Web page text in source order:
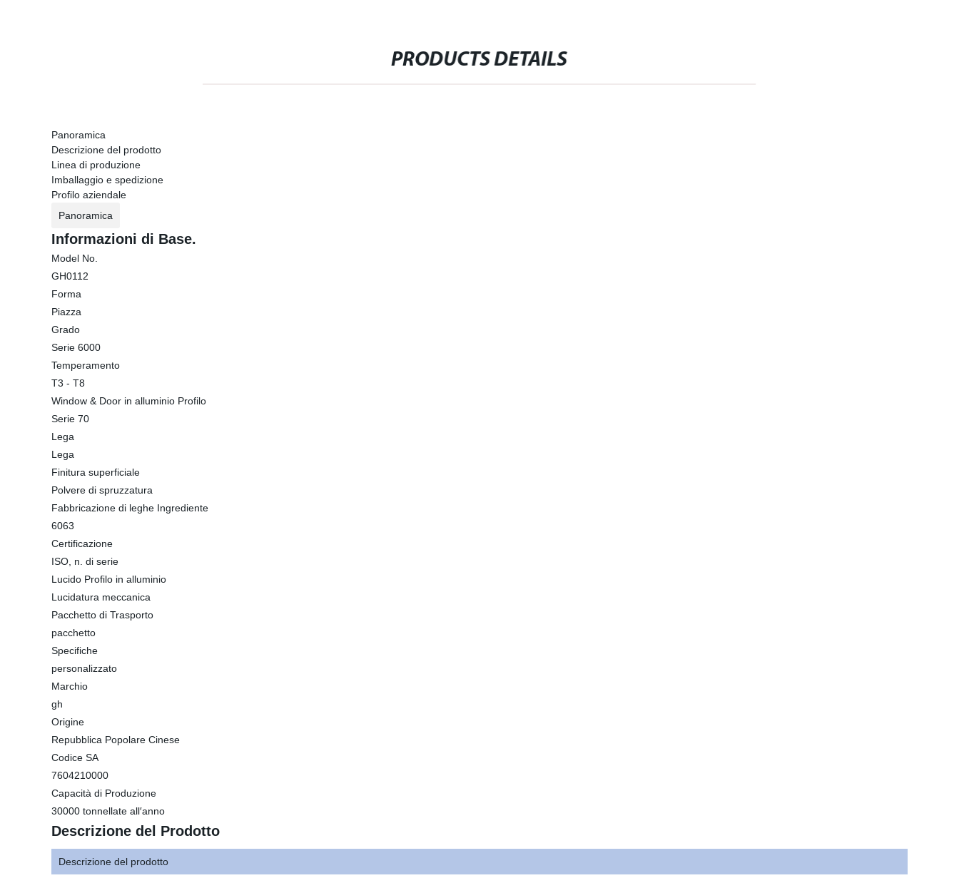
PRODUCTS DETAILS
Panoramica
Descrizione del prodotto
Linea di produzione
Imballaggio e spedizione
Profilo aziendale
Panoramica
Informazioni di Base.
Model No.
GH0112
Forma
Piazza
Grado
Serie 6000
Temperamento
T3 - T8
Window & Door in alluminio Profilo
Serie 70
Lega
Lega
Finitura superficiale
Polvere di spruzzatura
Fabbricazione di leghe Ingrediente
6063
Certificazione
ISO, n. di serie
Lucido Profilo in alluminio
Lucidatura meccanica
Pacchetto di Trasporto
pacchetto
Specifiche
personalizzato
Marchio
gh
Origine
Repubblica Popolare Cinese
Codice SA
7604210000
Capacità di Produzione
30000 tonnellate all′anno
Descrizione del Prodotto
Descrizione del prodotto